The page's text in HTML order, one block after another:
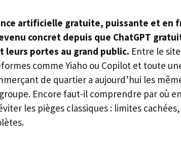
artificielle gratuite, puissante et en
concret depuis que ChatGPT
portes au grand public. Entre le
comme Yiaho ou Copilot et toute
de quartier a aujourd’hui les
Encore faut-il comprendre par où
les pièges classiques : limites